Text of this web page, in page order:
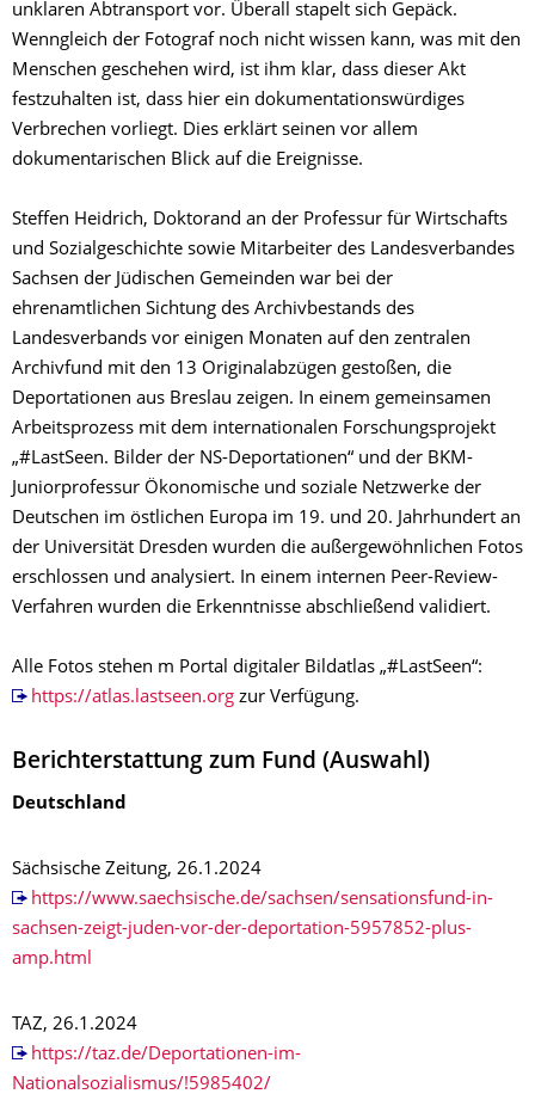
unklaren Abtransport vor. Überall stapelt sich Gepäck.
Wenngleich der Fotograf noch nicht wissen kann, was mit den
Menschen geschehen wird, ist ihm klar, dass dieser Akt
festzuhalten ist, dass hier ein dokumentationswürdiges
Verbrechen vorliegt. Dies erklärt seinen vor allem
dokumentarischen Blick auf die Ereignisse.
Steffen Heidrich, Doktorand an der Professur für Wirtschafts
und Sozialgeschichte sowie Mitarbeiter des Landesverbandes
Sachsen der Jüdischen Gemeinden war bei der
ehrenamtlichen Sichtung des Archivbestands des
Landesverbands vor einigen Monaten auf den zentralen
Archivfund mit den 13 Originalabzügen gestoßen, die
Deportationen aus Breslau zeigen. In einem gemeinsamen
Arbeitsprozess mit dem internationalen Forschungsprojekt
„#LastSeen. Bilder der NS-Deportationen“ und der BKM-
Juniorprofessur Ökonomische und soziale Netzwerke der
Deutschen im östlichen Europa im 19. und 20. Jahrhundert an
der Universität Dresden wurden die außergewöhnlichen Fotos
erschlossen und analysiert. In einem internen Peer-Review-
Verfahren wurden die Erkenntnisse abschließend validiert.
Alle Fotos stehen m Portal digitaler Bildatlas „#LastSeen“:
https://atlas.lastseen.orgzur Verfügung.
Berichterstattung zum Fund (Auswahl)
Deutschland
Sächsische Zeitung, 26.1.2024
https://www.saechsische.de/sachsen/sensationsfund-in-
sachsen-zeigt-juden-vor-der-deportation-5957852-plus-
amp.html
TAZ, 26.1.2024
https://taz.de/Deportationen-im-
Nationalsozialismus/!5985402/